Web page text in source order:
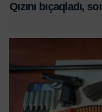
Qızını bıçaqladı,